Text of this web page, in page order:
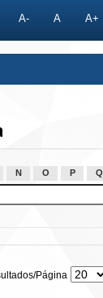
A- A A+
N O P Q
Página